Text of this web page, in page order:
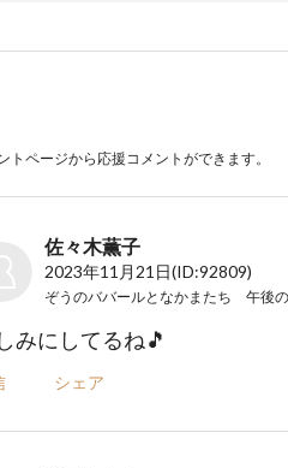
トページから応援コメントができます。
佐々木薫子
2023年11月21日(ID:92809)
ぞうのババールとなかまたち 午後
みにしてるね🎵
シェア